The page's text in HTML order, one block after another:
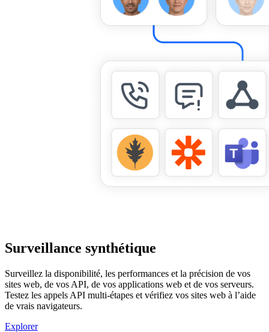
Surveillance synthétique
Surveillez la disponibilité, les performances et la précision de vos
sites web, de vos API, de vos applications web et de vos serveurs.
Testez les appels API multi-étapes et vérifiez vos sites web à l’aide
de vrais navigateurs.
Explorer